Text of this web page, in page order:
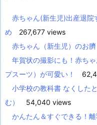
赤ちゃん(新生児)出産退院
め
267,677 views
赤ちゃん（新生児）のお
年賀状の撮影にも！赤ち
プスーツ）が可愛い！
小学校の教科書 なくした
む）
54,040 views
かんたん＆すぐできる！